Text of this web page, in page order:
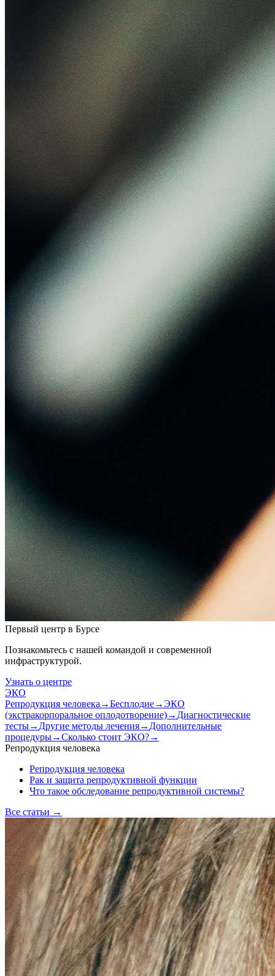
Первый центр в Бурсе
Познакомьтесь с нашей командой и современной
инфраструктурой.
Узнать о центре
ЭКО
Репродукция человека →Бесплодие→ЭКО
(экстракорпоральное оплодотворение)→ Диагностические
тесты→ Другие методы лечения→ Дополнительные
процедуры→Сколько стоит ЭКО?→
Репродукция человека
Репродукция человека
Рак и защита репродуктивной функции
Что такое обследование репродуктивной системы?
Все статьи →